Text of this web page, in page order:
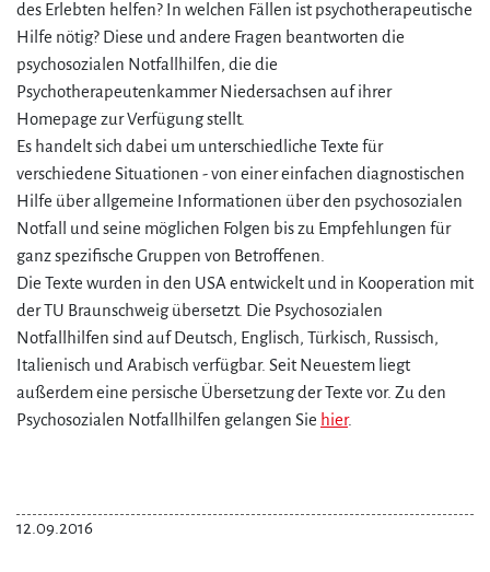
des Erlebten helfen? In welchen Fällen ist psychotherapeutische
Hilfe nötig? Diese und andere Fragen beantworten die
psychosozialen Notfallhilfen, die die
Psychotherapeutenkammer Niedersachsen auf ihrer
Homepage zur Verfügung stellt.
Es handelt sich dabei um unterschiedliche Texte für
verschiedene Situationen - von einer einfachen diagnostischen
Hilfe über allgemeine Informationen über den psychosozialen
Notfall und seine möglichen Folgen bis zu Empfehlungen für
ganz spezifische Gruppen von Betroffenen.
Die Texte wurden in den USA entwickelt und in Kooperation mit
der TU Braunschweig übersetzt. Die Psychosozialen
Notfallhilfen sind auf Deutsch, Englisch, Türkisch, Russisch,
Italienisch und Arabisch verfügbar. Seit Neuestem liegt
außerdem eine persische Übersetzung der Texte vor. Zu den
Psychosozialen Notfallhilfen gelangen Sie hier.
12.09.2016